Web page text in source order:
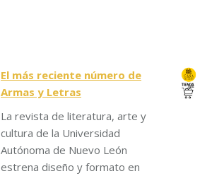
El más reciente número de
Armas y Letras
La revista de literatura, arte y
cultura de la Universidad
Autónoma de Nuevo León
estrena diseño y formato en